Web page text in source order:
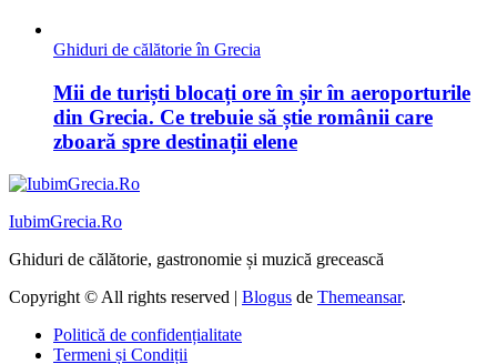
Ghiduri de călătorie în Grecia
Mii de turiști blocați ore în șir în aeroporturile
din Grecia. Ce trebuie să știe românii care
zboară spre destinații elene
IubimGrecia.Ro
Ghiduri de călătorie, gastronomie și muzică grecească
Copyright © All rights reserved | Blogus de Themeansar.
Politică de confidențialitate
Termeni și Condiții